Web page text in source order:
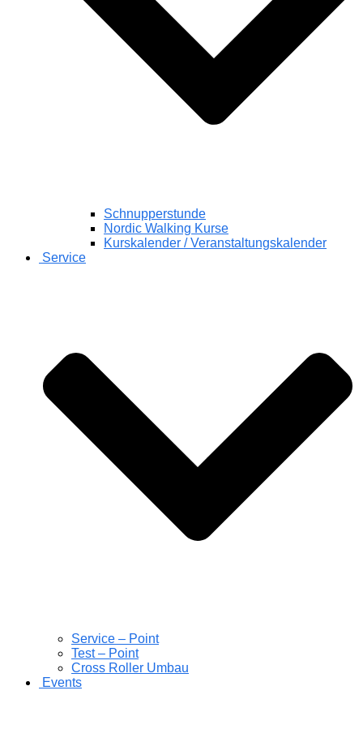
Schnupperstunde
Nordic Walking Kurse
Kurskalender / Veranstaltungskalender
Service
Service – Point
Test – Point
Cross Roller Umbau
Events